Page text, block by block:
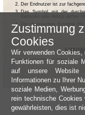
Der Endnutzer ist zur
Das Symbol mit der
Die chemischen Symbole
Cadmium und Blei.
Zustimmung
Cookies
Wir verwenden
Funktionen für soziale
auf unsere Website
Informationen zu Ihrer
soziale Medien,
rein technische
gewährleisten, dies ist